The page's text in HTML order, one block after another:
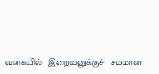
இறைவனுக்குச் சமமான